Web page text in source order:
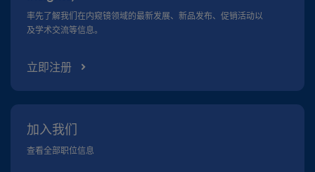
资料下载
率先了解我们在内窥镜领域的最新发展、新品发布、促销活动以
及学术交流等信息。
立即注册
加入我们
查看全部职位信息